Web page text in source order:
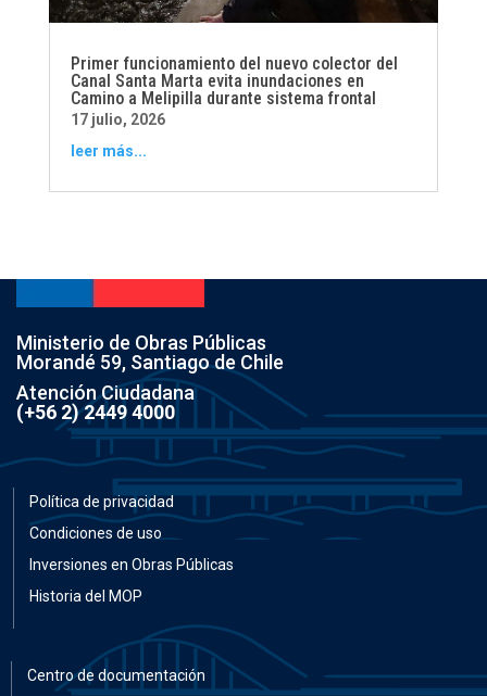
Primer funcionamiento del nuevo colector del
Canal Santa Marta evita inundaciones en
Camino a Melipilla durante sistema frontal
17 julio, 2026
leer más...
Ministerio de Obras Públicas
Morandé 59, Santiago de Chile
Atención Ciudadana
(+56 2) 2449 4000
Política de privacidad
Condiciones de uso
Inversiones en Obras Públicas
Historia del MOP
Centro de documentación